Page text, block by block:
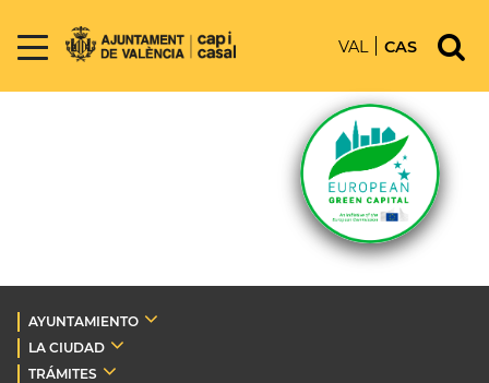
VAL CAS
AYUNTAMIENTO
LA CIUDAD
TRÁMITES